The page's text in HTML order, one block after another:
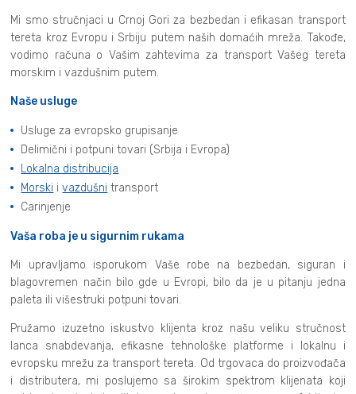
Mi smo stručnjaci u Crnoj Gori za bezbedan i efikasan transport
tereta kroz Evropu i Srbiju putem naših domaćih mreža. Takođe,
vodimo računa o Vašim zahtevima za transport Vašeg tereta
morskim i vazdušnim putem.
Naše usluge
Usluge za evropsko grupisanje
Delimični i potpuni tovari (Srbija i Evropa)
Lokalna distribucija
Morski ivazdušni transport
Carinjenje
Vaša roba je u sigurnim rukama
Mi upravljamo isporukom Vaše robe na bezbedan, siguran i
blagovremen način bilo gde u Evropi, bilo da je u pitanju jedna
paleta ili višestruki potpuni tovari.
Pružamo izuzetno iskustvo klijenta kroz našu veliku stručnost
lanca snabdevanja, efikasne tehnološke platforme i lokalnu i
evropsku mrežu za transport tereta. Od trgovaca do proizvođača
i distributera, mi poslujemo sa širokim spektrom klijenata koji